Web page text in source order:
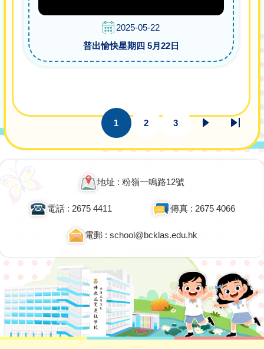
2025-05-22
普出愉快星期四 5月22日
Pagination
目
前
頁
1
頁
2
頁
3
下
頁
Last
page
地址 : 粉嶺一鳴路12號
電話 : 2675 4411 傳真 : 2675 4066
電郵 : school@bcklas.edu.hk